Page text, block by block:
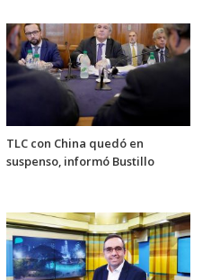
TLC con China quedó en
suspenso, informó Bustillo